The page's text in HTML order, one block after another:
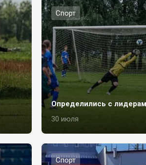
Спорт
Определились с
30 июля
Спорт